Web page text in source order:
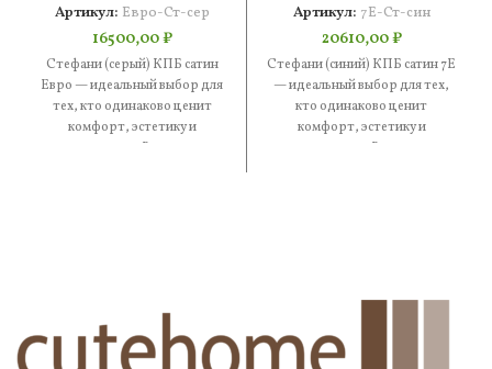
Артикул: Евро-Ст-сер
16500,00₽
Стефани (серый) КПБ сатин
Евро — идеальный выбор для
тех, кто одинаково ценит
комфорт, эстетику и
практичность. В составе —
Артикул: 7Е-Ст-син
20610,00₽
Стефани (синий) КПБ сатин 7Е
— идеальный выбор для тех,
кто одинаково ценит
комфорт, эстетику и
практичность. В составе —